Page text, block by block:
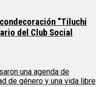
“Tiluchi
del Club Social